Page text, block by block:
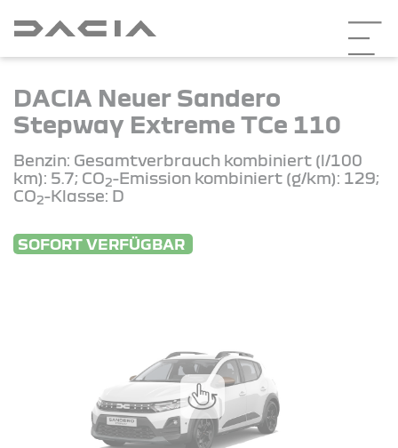
DACIA Neuer Sandero
Stepway Extreme TCe 110
Benzin: Gesamtverbrauch kombiniert (l/100
km): 5.7; CO2-Emission kombiniert (g/km): 129;
CO2-Klasse: D
SOFORT VERFÜGBAR